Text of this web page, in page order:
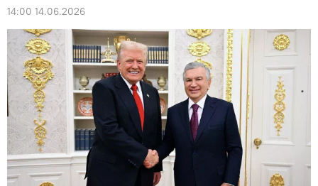
14:00 14.06.2026